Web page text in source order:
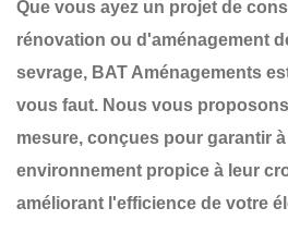
Que vous ayez un projet de
rénovation ou d'aménagement
sevrage, BAT Aménagements
vous faut. Nous vous
mesure, conçues pour garantir
environnement propice à leur
améliorant l'efficience de votre